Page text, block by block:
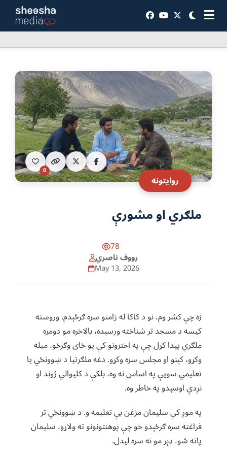
روایتونه
0
ملګري او مشورې
78
رووف ناصري
May 13, 2026
زه چې کشر وم، نو د کاکا له زامنو سره ګرځېدم. وروسته
کیسه د مسجد تر شناخته ورسېده، بالاخره مو دومره
ملګري پیدا کړل چې په اخترونو کې یو ځای وګرځو، میله
وکړو، کېنو او مجلس سره وکړو. دغه ملګرتیا د ښوونځي یا
تعلیمي سویې په اساس نه وه، بلکې د کلیوالي ژوند او
نږدې اوسېدو په خاطر وه.
په موږ کې سلیمان مزغن بې تعلیمه و. د ښوونځي تر
فراغته سره ګرځېدو خو چې پوهنتونونو ته ولاړو، سلیمان
پاته شو، ډېر مو نه سره لیدل.